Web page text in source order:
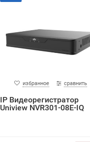
избранное сравнить
IP Видеорегистратор
Uniview NVR301-08E-IQ